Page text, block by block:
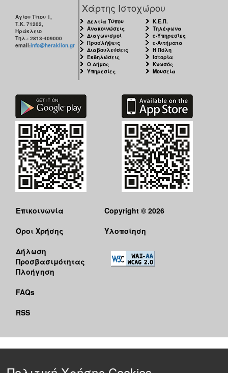
Αγίου Τίτου 1,
Τ.Κ. 71202,
Ηράκλειο
Τηλ.: 2813-409000
email:info@heraklion.gr
Χάρτης Ιστοχώρου
Δελτία Τύπου
Ανακοινώσεις
Διαγωνισμοί
Προσλήψεις
Διαβουλεύσεις
Εκδηλώσεις
Ο Δήμος
Υπηρεσίες
Κ.Ε.Π.
Τηλέφωνα
e-Υπηρεσίες
e-Αιτήματα
Η Πόλη
Ιστορία
Κνωσός
Μουσεία
Επικοινωνία
Όροι Χρήσης
Δήλωση
Προσβασιμότητας
Πλοήγηση
FAQs
RSS
Copyright © 2026
Υλοποίηση